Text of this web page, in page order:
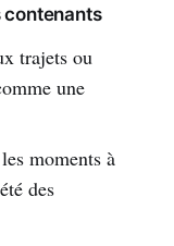
contenants
trajets ou
une
moments à
des